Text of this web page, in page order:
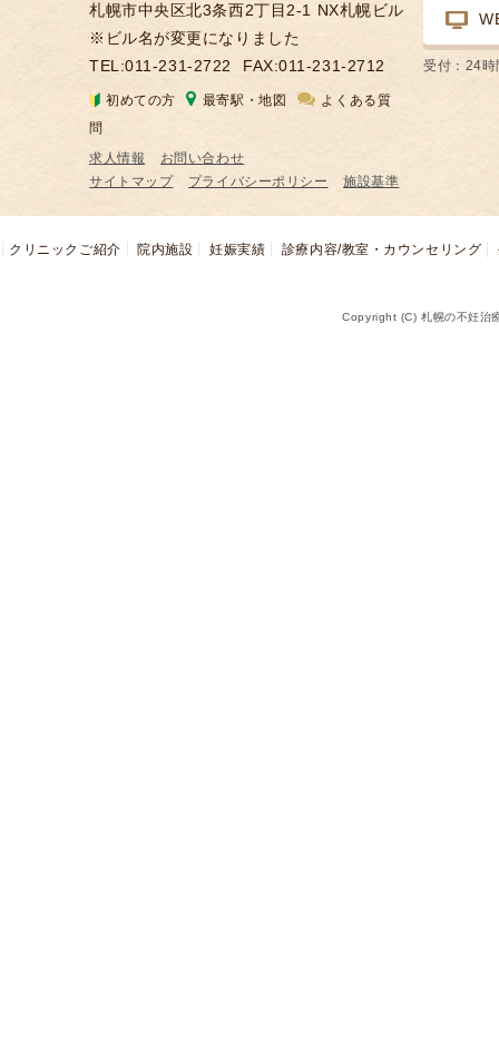
札幌市中央区北3条西2丁目2-1 NX札幌ビル
※ビル名が変更になりました
TEL:011-231-2722
FAX:011-231-2712
初めての方 最寄駅・地図
よくある質
問
求人情報
お問い合わせ
サイトマップ
プライバシーポリシー 施設基準
受付：24時
クリニックご紹介 院内施設 妊娠実績 診療内容/教室・カウンセリング
Copyright (C) 札幌の不妊治